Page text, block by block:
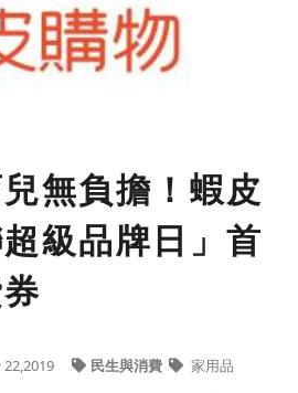
無負擔！蝦皮
級品牌日」首
民生與消費 家用品